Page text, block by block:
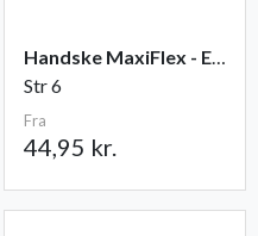
Handske MaxiFlex - Endurance
Str 6
Fra
44,95 kr.